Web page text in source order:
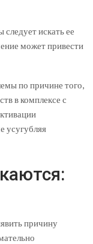
искать ее
может привести
по причине того,
в комплексе с
усугубляя
причину